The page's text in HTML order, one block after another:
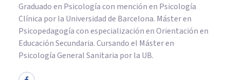
Graduado en Psicología con mención en Psicología
Clínica por la Universidad de Barcelona. Máster en
Psicopedagogía con especialización en Orientación en
Educación Secundaria. Cursando el Máster en
Psicología General Sanitaria por la UB.